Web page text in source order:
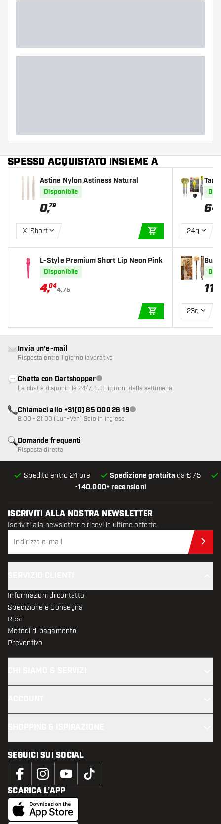
SPESSO ACQUISTATO INSIEME A
Astine Nylon Astiness Natural
Disponibile
0,79
X-Short
AGGIUNGI AL
L-Style Premium Short Lip Neon Pink
Disponibile
4,04
4,75
AGGIUNGI AL
64
24g
el
23g
•140.000+ recensioni
Spedito entro 24 ore Spedizione gratuita da € 75
Domande frequenti
Risposta diretta
Invia un'e-mail
Risposta entro 1 giorno lavorativo
Chatta con DartshopperServizio clienti non disponibile
La chat è disponibile 24/7, tutti i giorni della settimana
Chiamaci allo +31(0) 85 000 26 19Servizio clienti non disponibile
8:00 - 21:00 (Lun-Ven) Solo in inglese
ISCRIVITI ALLA NOSTRA NEWSLETTER
Iscriviti alla newsletter e ricevi le ultime offerte.
Informazioni di contatto
Spedizione e Consegna
Resi
Metodi di pagamento
Preventivo
SEGUICI SUI SOCIAL
SCARICA L’APP